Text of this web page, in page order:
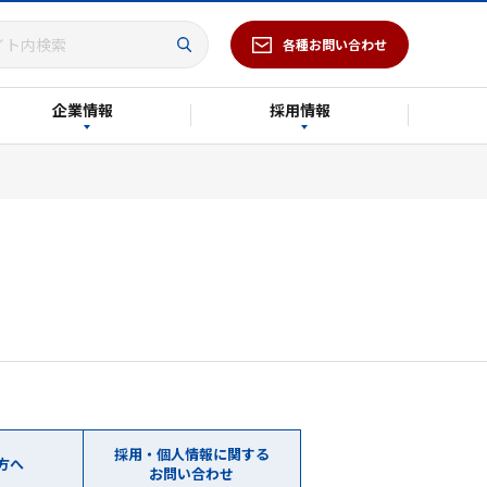
各種お問い合わせ
企業情報 採用情報
へ
採用・個人情報に関する
お問い合わせ